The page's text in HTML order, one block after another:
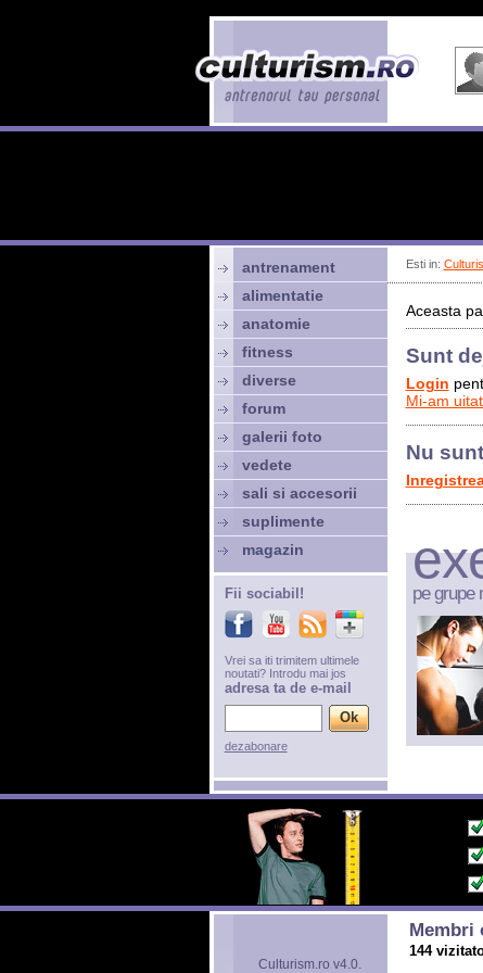
Esti in:
Aceasta
Sunt
Login
Mi-am
Nu
pe grupe
antrenament
alimentatie
anatomie
fitness
diverse
forum
galerii foto
vedete
sali si accesorii
suplimente
magazin
Fii sociabil!
Vrei sa iti trimitem ultimele
noutati? Introdu mai jos
adresa ta de e-mail
dezabonare
Culturism.ro v4.0.
Membri
144